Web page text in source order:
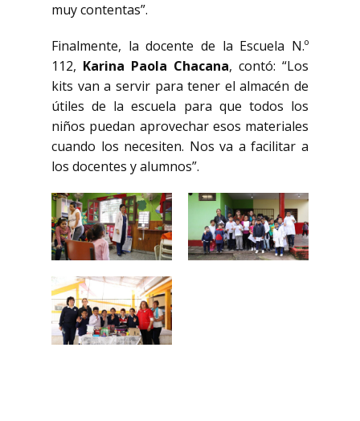
muy contentas”.
Finalmente, la docente de la Escuela N.º
112, Karina Paola Chacana, contó: “Los
kits van a servir para tener el almacén de
útiles de la escuela para que todos los
niños puedan aprovechar esos materiales
cuando los necesiten. Nos va a facilitar a
los docentes y alumnos”.